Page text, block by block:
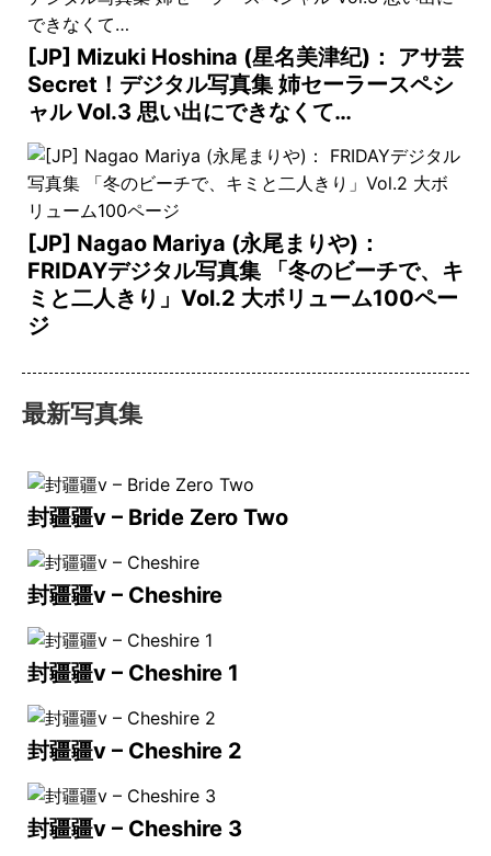
[JP] Mizuki Hoshina (星名美津纪)： アサ芸
Secret！デジタル写真集 姉セーラースペシ
ャル Vol.3 思い出にできなくて…
[JP] Nagao Mariya (永尾まりや)：
FRIDAYデジタル写真集 「冬のビーチで、キ
ミと二人きり」Vol.2 大ボリューム100ペー
ジ
最新写真集
封疆疆v – Bride Zero Two
封疆疆v – Cheshire
封疆疆v – Cheshire 1
封疆疆v – Cheshire 2
封疆疆v – Cheshire 3